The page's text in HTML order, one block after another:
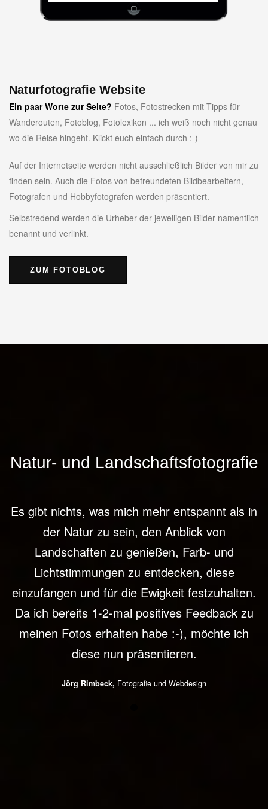
Naturfotografie Website
Ein paar Worte zur Seite? Fotos, Fotostrecken mit Tipps für
Wanderouten, Fotoblog, Fotolexikon ... ich weiß noch nicht genau
wo die Reise hingeht. Klickt euch einfach durch :-)
Auf der Internetseite werden nicht ausschließlich Bilder von mir zu
finden sein. Auch die Fotos von befreundeten Bildbearbeitern,
Fotografen und Hobbyfotografen werden präsentiert.
Selbstredend werden die Urheber der jeweiligen Bilder namentlich
benannt und verlinkt.
ZUM FOTOBLOG
Natur- und Landschaftsfotografie
Es gibt nichts, was mich mehr entspannt als in
der Natur zu sein, den Anblick von
Landschaften zu genießen, Farb- und
Lichtstimmungen zu entdecken, diese
einzufangen und für die Ewigkeit festzuhalten.
Da ich bereits 1-2-mal positives Feedback zu
meinen Fotos erhalten habe :-), möchte ich
diese nun präsentieren.
Jörg Rimbeck, Fotografie und Webdesign